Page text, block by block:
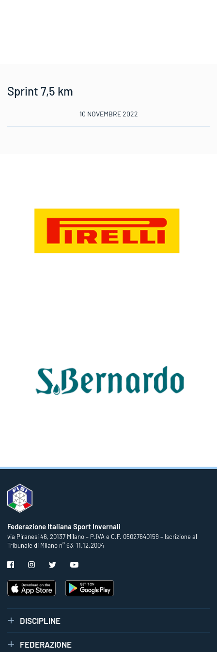
Sprint 7,5 km
10 NOVEMBRE 2022
Federazione Italiana Sport Invernali
via Piranesi 46, 20137 Milano – P.IVA e C.F. 05027640159 – Iscrizione al
Tribunale di Milano n° 63, 11.12.2004
DISCIPLINE
FEDERAZIONE